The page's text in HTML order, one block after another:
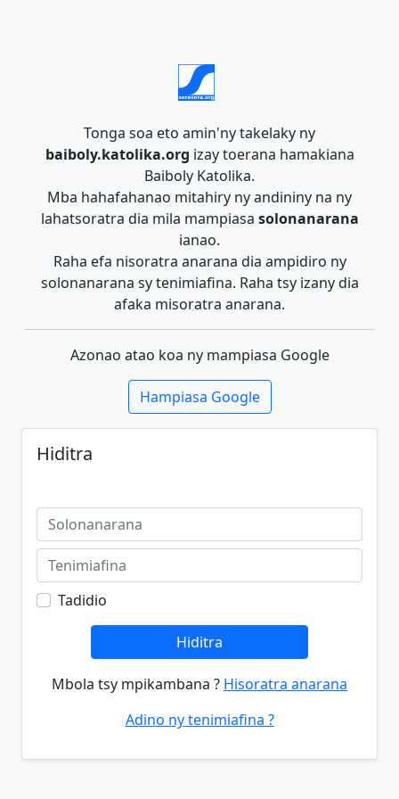
Tonga soa eto amin'ny takelaky ny
baiboly.katolika.org izay toerana hamakiana
Baiboly Katolika.
Mba hahafahanao mitahiry ny andininy na ny
lahatsoratra dia mila mampiasa solonanarana
ianao.
Raha efa nisoratra anarana dia ampidiro ny
solonanarana sy tenimiafina. Raha tsy izany dia
afaka misoratra anarana.
Azonao atao koa ny mampiasa Google
Hampiasa Google
Hiditra
Tadidio
Hiditra
Mbola tsy mpikambana ? Hisoratra anarana
Adino ny tenimiafina ?